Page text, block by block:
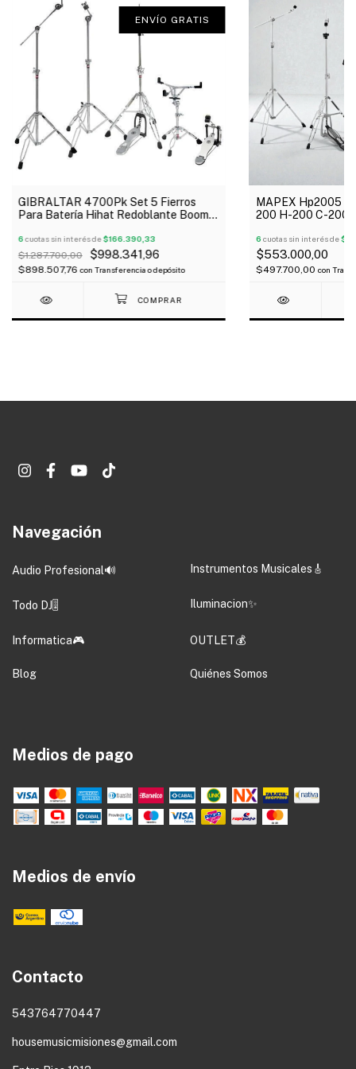
ENVÍO GRATIS
GIBRALTAR 4700Pk Set 5 Fierros
Para Batería Hihat Redoblante Boom
6cuotas sin interés de$166.390,33
$1.287.700,00 $998.341,96
$898.507,76con Transferencia o depósito
MAPEX Hp2005
200 H-200 C-200
6 cuotas sin interés de
$553.000,00
$497.700,00 con
Navegación
Audio Profesional🔊 Instrumentos Musicales🎸
Todo DJ🎚️ Iluminacion✨
Informatica🎮 OUTLET💰
Blog Quiénes Somos
Medios de pago
Medios de envío
Contacto
543764770447
housemusicmisiones@gmail.com